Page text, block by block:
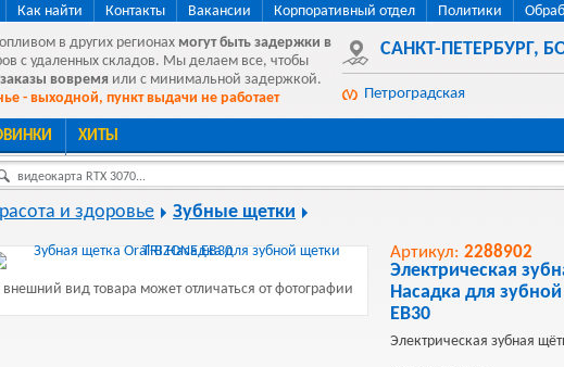
Как найти Контакты Вакансии Корпоративный отдел Политики
в других регионах могут быть задержки в
с удаленных складов. Мы делаем все, чтобы
вовремя или с минимальной задержкой.
- выходной, пункт выдачи не работает
САНКТ-ПЕТЕРБУРГ,
Петроградская
ХИТЫ
видеокарта RTX 3070...
и здоровье Зубные щетки
внешний вид товара может отличаться от фотографии
Артикул: 2288902
Электрическая
Насадка для
EB30
Электрическая зубная